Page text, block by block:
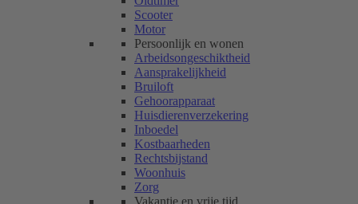
Scooter
Motor
Persoonlijk en wonen
Arbeidsongeschiktheid
Aansprakelijkheid
Bruiloft
Gehoorapparaat
Huisdierenverzekering
Inboedel
Kostbaarheden
Rechtsbijstand
Woonhuis
Zorg